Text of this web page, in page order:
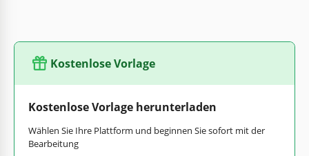
Kostenlose Vorlage
Kostenlose Vorlage herunterladen
Wählen Sie Ihre Plattform und beginnen Sie sofort mit der
Bearbeitung